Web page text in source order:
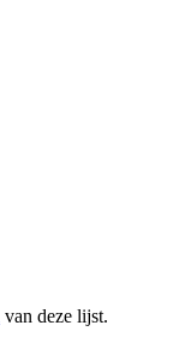
van deze lijst.